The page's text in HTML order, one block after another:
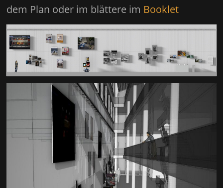
dem Plan oder im blättere im Booklet